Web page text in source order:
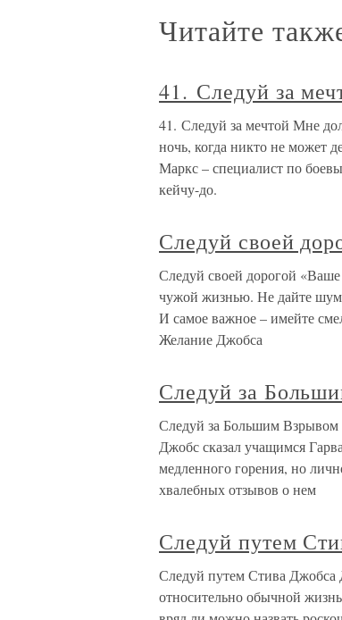
Читайте
41. Следуй за
41. Следуй за мечтой Мне
ночь, когда никто не может
Маркс – специалист по
кейчу-до.
Следуй своей
Следуй своей дорогой «Ваше
чужой жизнью. Не дайте
И самое важное – имейте
Желание Джобса
Следуй за
Следуй за Большим Взрывом
Джобс сказал учащимся
медленного горения, но
хвалебных отзывов о нем
Следуй путем
Следуй путем Стива Джобса
относительно обычной